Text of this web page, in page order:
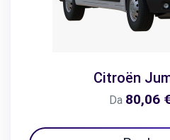
Citroën
Da 80,06